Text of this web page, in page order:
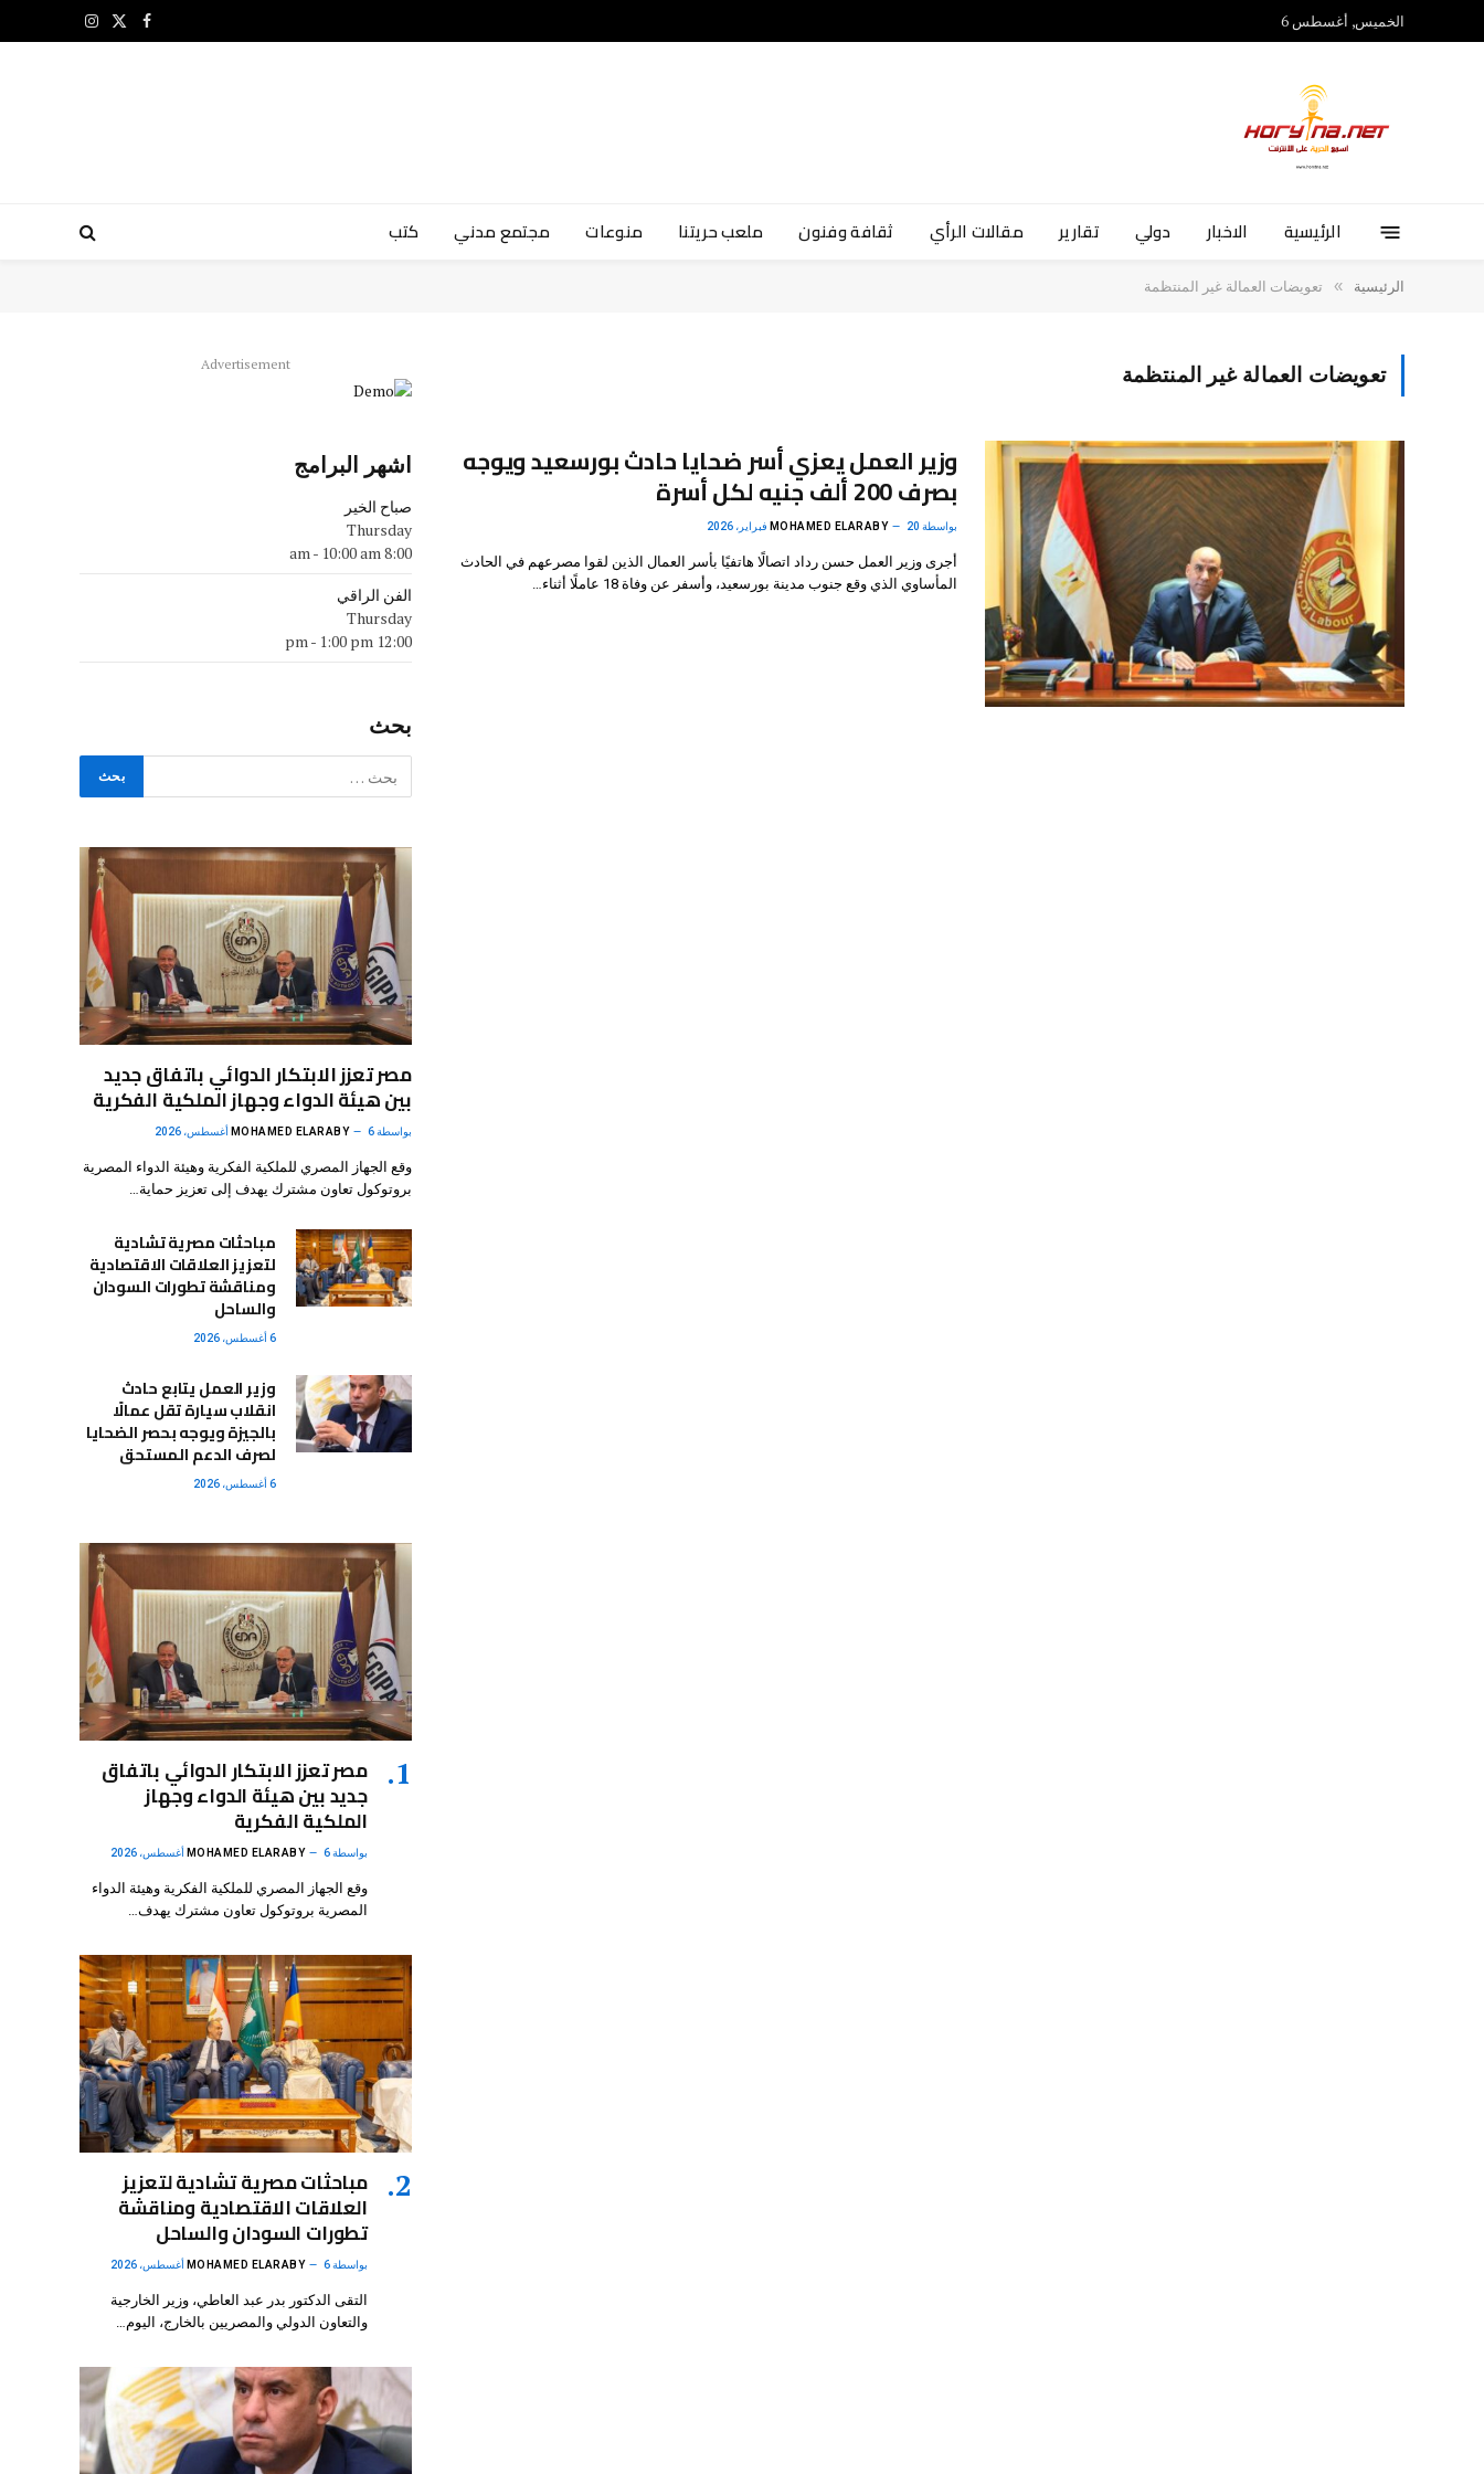
الخميس, أغسطس 6 فيسبوك
X
الانستغرام
الرئيسية الاخبار دولي تقارير مقالات الرأي ثقافة وفنون ملعب حريتنا منوعات مجتمع مدني كتب
الرئيسية » تعويضات العمالة غير المنتظمة
تعويضات العمالة غير المنتظمة
وزير العمل يعزي أسر ضحايا حادث بورسعيد ويوجه
بصرف 200 ألف جنيه لكل أسرة
بواسطة MOHAMED ELARABY 20 فبراير، 2026
أجرى وزير العمل حسن رداد اتصالًا هاتفيًا بأسر العمال الذين لقوا مصرعهم في الحادث
المأساوي الذي وقع جنوب مدينة بورسعيد، وأسفر عن وفاة 18 عاملًا أثناء…
Advertisement
اشهر البرامج
صباح الخير
Thursday
8:00 am
- 10:00 am
الفن الراقي
Thursday
12:00 pm
- 1:00 pm
بحث
مصر تعزز الابتكار الدوائي باتفاق جديد
بين هيئة الدواء وجهاز الملكية الفكرية
بواسطة MOHAMED ELARABY 6 أغسطس، 2026
وقع الجهاز المصري للملكية الفكرية وهيئة الدواء المصرية
بروتوكول تعاون مشترك يهدف إلى تعزيز حماية…
مباحثات مصرية تشادية
لتعزيز العلاقات الاقتصادية
ومناقشة تطورات السودان
والساحل
6 أغسطس، 2026
وزير العمل يتابع حادث
انقلاب سيارة تقل عمالًا
بالجيزة ويوجه بحصر الضحايا
لصرف الدعم المستحق
6 أغسطس، 2026
مصر تعزز الابتكار الدوائي باتفاق
جديد بين هيئة الدواء وجهاز
الملكية الفكرية
بواسطة MOHAMED ELARABY 6 أغسطس، 2026
وقع الجهاز المصري للملكية الفكرية وهيئة الدواء
المصرية بروتوكول تعاون مشترك يهدف…
مباحثات مصرية تشادية لتعزيز
العلاقات الاقتصادية ومناقشة
تطورات السودان والساحل
بواسطة MOHAMED ELARABY 6 أغسطس، 2026
التقى الدكتور بدر عبد العاطي، وزير الخارجية
والتعاون الدولي والمصريين بالخارج، اليوم…